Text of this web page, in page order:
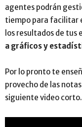
agentes podrán
tiempo para facilitar
los resultados de
a gráficos y
Por lo pronto te
provecho de las
siguiente video corto.